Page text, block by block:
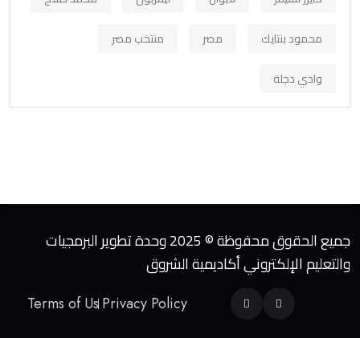
محمود بنتايك
مصر
منتخب مصر
وادي دجلة
جميع الحقوق محفوظة © 2025 وحدة تطوير البرمجيات
والتعليم الإلكتروني أكاديمية الشروق
Terms of UsPrivacy Policy